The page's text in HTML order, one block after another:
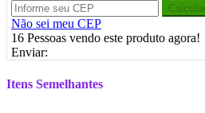
Calcular
Não sei meu CEP
16 Pessoas vendo este produto agora!
Enviar:
Itens Semelhantes